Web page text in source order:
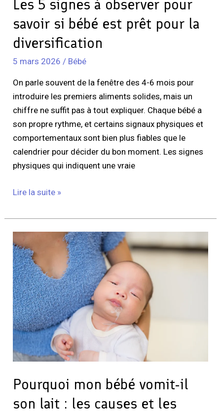
Les 5 signes à observer pour
savoir si bébé est prêt pour la
diversification
5 mars 2026/ Bébé
On parle souvent de la fenêtre des 4-6 mois pour
introduire les premiers aliments solides, mais un
chiffre ne suffit pas à tout expliquer. Chaque bébé a
son propre rythme, et certains signaux physiques et
comportementaux sont bien plus fiables que le
calendrier pour décider du bon moment. Les signes
physiques qui indiquent une vraie
pour
diversification
Lire la suite »
Pourquoi mon bébé vomit-il
son lait : les causes et les
mon
bébé
vomit-
il
son
lait
les
causes
les
solutions